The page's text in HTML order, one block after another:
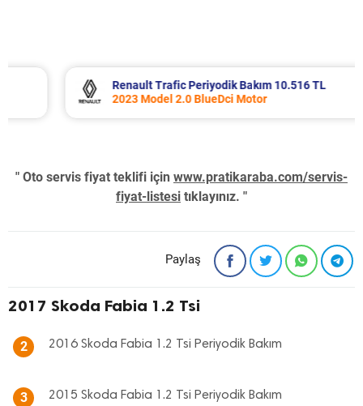
Renault Trafic Periyodik Bakım 10.516 TL
2023 Model 2.0 BlueDci Motor
" Oto servis fiyat teklifi için www.pratikaraba.com/servis-
fiyat-listesi tıklayınız. "
Paylaş
2017 Skoda Fabia 1.2 Tsi
2 2016 Skoda Fabia 1.2 Tsi Periyodik Bakım
3 2015 Skoda Fabia 1.2 Tsi Periyodik Bakım